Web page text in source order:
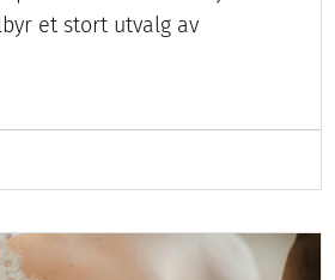
et stort utvalg av